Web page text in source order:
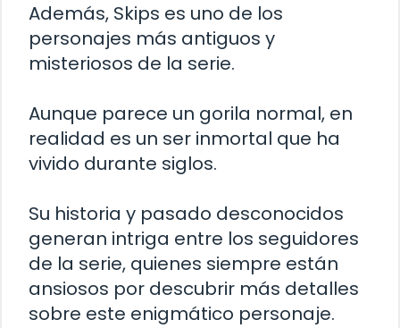
Además, Skips es uno de los
personajes más antiguos y
misteriosos de la serie.
Aunque parece un gorila normal, en
realidad es un ser inmortal que ha
vivido durante siglos.
Su historia y pasado desconocidos
generan intriga entre los seguidores
de la serie, quienes siempre están
ansiosos por descubrir más detalles
sobre este enigmático personaje.